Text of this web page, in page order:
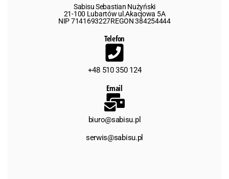
Sabisu Sebastian Nużyński
21-100 Lubartów ul.Akacjowa 5A
NIP 7141693227REGON 384254444
Telefon
+48 510 350 124
Email
biuro@sabisu.pl
serwis@sabisu.pl